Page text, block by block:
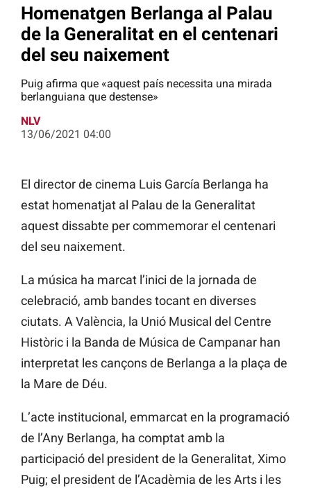
Homenatgen Berlanga al Palau
de la Generalitat en el centenari
del seu naixement
Puig afirma que «aquest país necessita una mirada
berlanguiana que destense»
NLV
13/06/2021 04:00
El director de cinema Luis García Berlanga ha
estat homenatjat al Palau de la Generalitat
aquest dissabte per commemorar el centenari
del seu naixement.
La música ha marcat l’inici de la jornada de
celebració, amb bandes tocant en diverses
ciutats. A València, la Unió Musical del Centre
Històric i la Banda de Música de Campanar han
interpretat les cançons de Berlanga a la plaça de
la Mare de Déu.
L’acte institucional, emmarcat en la programació
de l’Any Berlanga, ha comptat amb la
participació del president de la Generalitat, Ximo
Puig; el president de l’Acadèmia de les Arts i les